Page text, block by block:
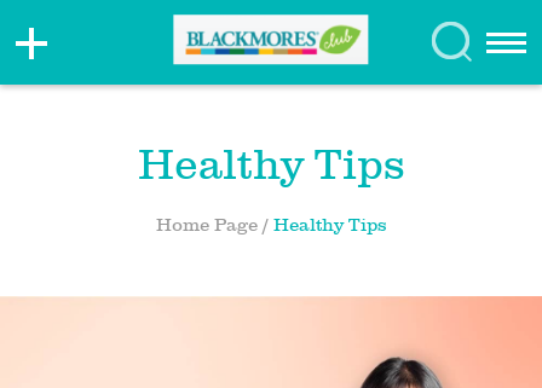
Healthy Tips
Home Page/ Healthy Tips